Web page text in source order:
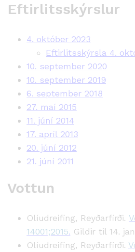
Eftirlitsskýrslur
4. október 2023
Eftirlitsskýrsla 4.
10. september 2020
10. september 2019
6. september 2018
27. maí 2015
11. júní 2014
17. apríl 2013
20. júní 2012
21. júní 2011
Vottun
Olíudreifing, Reyðarfirði.
14001;2015. Gildir til 14.
Olíudreifing, Reyðarfirði.